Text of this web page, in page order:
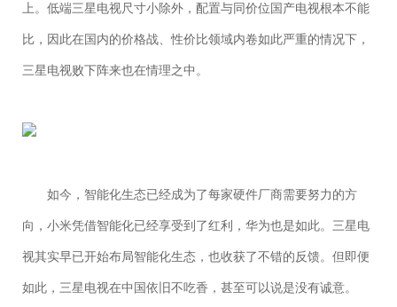
上。低端三星电视尺寸小除外，配置与同价位国产电视根本不能
比，因此在国内的价格战、性价比领域内卷如此严重的情况下，
三星电视败下阵来也在情理之中。
如今，智能化生态已经成为了每家硬件厂商需要努力的方
向，小米凭借智能化已经享受到了红利，华为也是如此。三星电
视其实早已开始布局智能化生态，也收获了不错的反馈。但即便
如此，三星电视在中国依旧不吃香，甚至可以说是没有诚意。